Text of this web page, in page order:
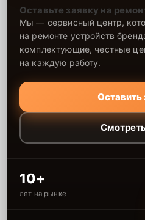
Оставьте заявку на
Мы — сервисный центр,
на ремонте устройств
комплектующие, честные
на каждую работу.
Оставить
10+
лет на рынке